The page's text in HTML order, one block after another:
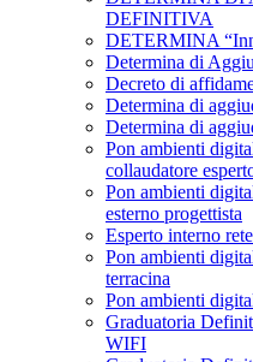
DEFINITIVA
DETERMINA
Determina di
Decreto di
Determina di
Determina di
Pon ambienti
collaudatore
Pon ambienti
esterno progettista
Esperto interno
Pon ambienti
terracina
Pon ambienti
Graduatoria
WIFI